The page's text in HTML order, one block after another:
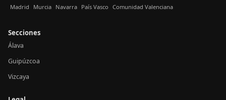
Madrid Murcia Navarra País Vasco Comunidad Valenciana
Secciones
Álava
Guipúzcoa
Vizcaya